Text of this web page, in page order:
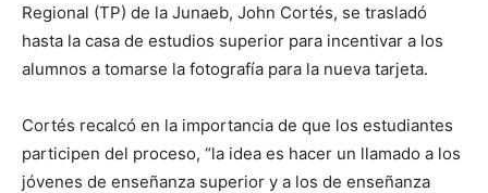
Regional (TP) de la Junaeb, John Cortés, se trasladó
hasta la casa de estudios superior para incentivar a los
alumnos a tomarse la fotografía para la nueva tarjeta.
Cortés recalcó en la importancia de que los estudiantes
participen del proceso, “la idea es hacer un llamado a los
jóvenes de enseñanza superior y a los de enseñanza